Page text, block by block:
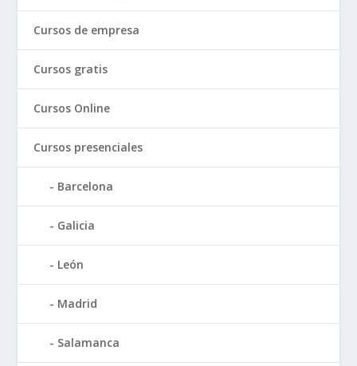
Cursos de empresa
Cursos gratis
Cursos Online
Cursos presenciales
Barcelona
Galicia
León
Madrid
Salamanca